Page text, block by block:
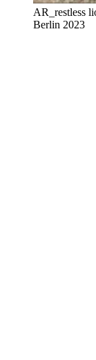
AR_restless
Berlin 2023